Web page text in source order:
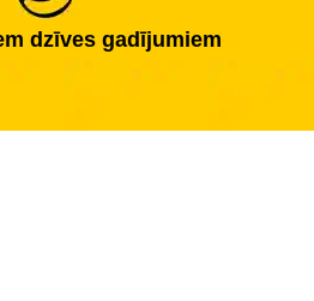
dzīves gadījumiem